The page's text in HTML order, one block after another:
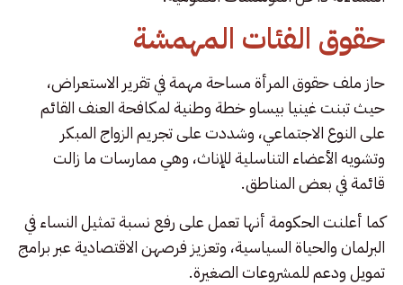
حقوق الفئات المهمشة
حاز ملف حقوق المرأة مساحة مهمة في تقرير الاستعراض،
حيث تبنت غينيا بيساو خطة وطنية لمكافحة العنف القائم
على النوع الاجتماعي، وشددت على تجريم الزواج المبكر
وتشويه الأعضاء التناسلية للإناث، وهي ممارسات ما زالت
قائمة في بعض المناطق.
كما أعلنت الحكومة أنها تعمل على رفع نسبة تمثيل النساء في
البرلمان والحياة السياسية، وتعزيز فرصهن الاقتصادية عبر برامج
تمويل ودعم للمشروعات الصغيرة.